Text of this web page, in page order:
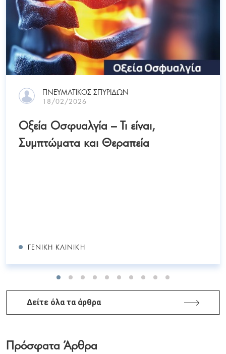
ΠΝΕΥΜΑΤΙΚΟΣ ΣΠΥΡΙΔΩΝ
18/02/2026
Οξεία Οσφυαλγία – Τι είναι,
Συμπτώματα και Θεραπεία
ΓΕΝΙΚΉ ΚΛΙΝΙΚΉ
Δείτε όλα τα άρθρα
Πρόσφατα Άρθρα